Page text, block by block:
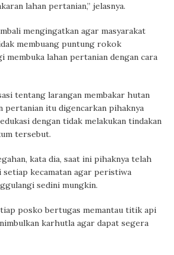
lahan pertanian,” jelasnya.
mengingatkan agar masyarakat
membuang puntung rokok
membuka lahan pertanian dengan cara
tentang larangan membakar hutan
pertanian itu digencarkan pihaknya
dengan tidak melakukan tindakan
tersebut.
kata dia, saat ini pihaknya telah
kecamatan agar peristiwa
sedini mungkin.
posko bertugas memantau titik api
karhutla agar dapat segera